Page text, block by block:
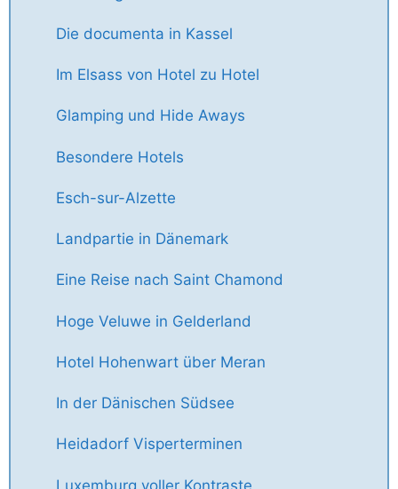
Die documenta in Kassel
Im Elsass von Hotel zu Hotel
Glamping und Hide Aways
Besondere Hotels
Esch-sur-Alzette
Landpartie in Dänemark
Eine Reise nach Saint Chamond
Hoge Veluwe in Gelderland
Hotel Hohenwart über Meran
In der Dänischen Südsee
Heidadorf Visperterminen
Luxemburg voller Kontraste